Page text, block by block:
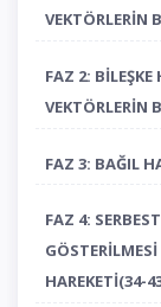
VEKTÖRLERİN
FAZ 2:
VEKTÖRLERİN
FAZ 3: BAĞIL
FAZ 4:
HAREKETİ(34-